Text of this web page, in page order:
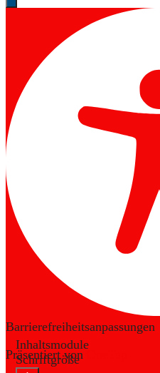
Barrierefreiheitsanpassungen
Präsentiert von
Inhaltsmodule
Schriftgröße